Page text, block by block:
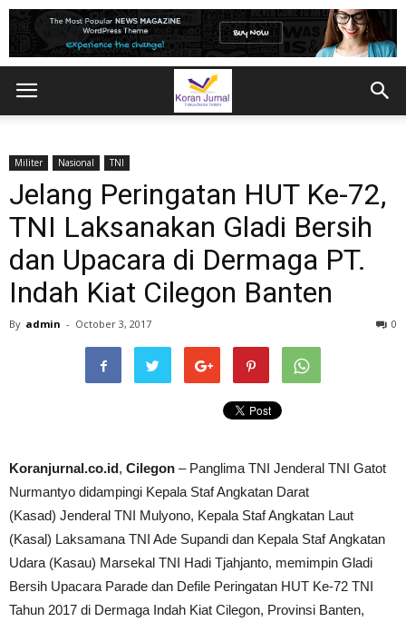
Militer Nasional TNI
Jelang Peringatan HUT Ke-72,
‎TNI Laksanakan Gladi Bersih
dan Upacara di Dermaga PT.
Indah Kiat Cilegon Banten
By admin - October 3, 2017 0
Koranjurnal.co.id, Cilegon – Panglima TNI Jenderal TNI Gatot
Nurmantyo didampingi Kepala Staf Angkatan Darat
(Kasad) Jenderal TNI Mulyono, Kepala Staf Angkatan Laut
(Kasal) Laksamana TNI Ade Supandi dan Kepala Staf Angkatan
Udara (Kasau) Marsekal TNI Hadi Tjahjanto, memimpin Gladi
Bersih Upacara Parade dan ‎Defile Peringatan HUT Ke-72 TNI
Tahun 2017 di Dermaga Indah Kiat Cilegon, Provinsi Banten,